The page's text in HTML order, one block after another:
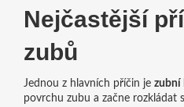
Nejčastější
zubů
Jednou z hlavních příčin je zubní
povrchu zubu a začne rozkládat